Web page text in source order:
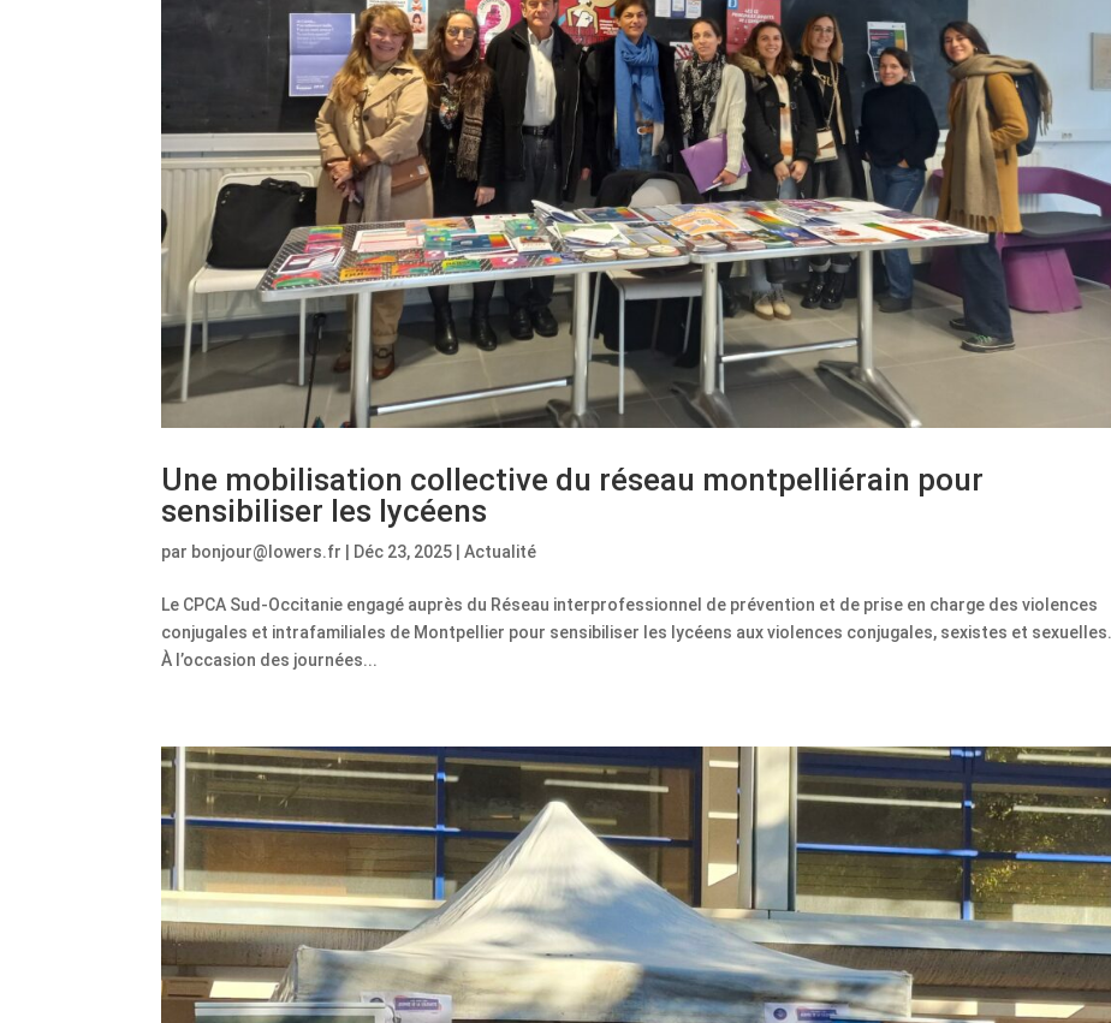
Une mobilisation collective du réseau montpelliérain pour
sensibiliser les lycéens
par bonjour@lowers.fr Déc 23, 2025 |Actualité
Le CPCA Sud-Occitanie engagé auprès du Réseau interprofessionnel de prévention et de prise en charge des violences
conjugales et intrafamiliales de Montpellier pour sensibiliser les lycéens aux violences conjugales, sexistes et sexuelles.
À l’occasion des journées...